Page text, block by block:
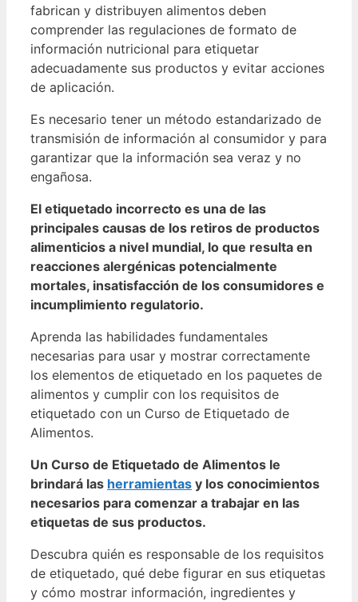
fabrican y distribuyen alimentos deben
comprender las regulaciones de formato de
información nutricional para etiquetar
adecuadamente sus productos y evitar acciones
de aplicación.
Es necesario tener un método estandarizado de
transmisión de información al consumidor y para
garantizar que la información sea veraz y no
engañosa.
El etiquetado incorrecto es una de las
principales causas de los retiros de productos
alimenticios a nivel mundial, lo que resulta en
reacciones alergénicas potencialmente
mortales, insatisfacción de los consumidores e
incumplimiento regulatorio.
Aprenda las habilidades fundamentales
necesarias para usar y mostrar correctamente
los elementos de etiquetado en los paquetes de
alimentos y cumplir con los requisitos de
etiquetado con un Curso de Etiquetado de
Alimentos.
Un Curso de Etiquetado de Alimentos le
brindará las herramientas y los conocimientos
necesarios para comenzar a trabajar en las
etiquetas de sus productos.
Descubra quién es responsable de los requisitos
de etiquetado, qué debe figurar en sus etiquetas
y cómo mostrar información, ingredientes y